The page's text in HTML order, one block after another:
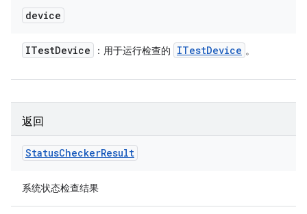
device
ITestDevice ：用于运行检查的 ITestDevice 。
返回
StatusCheckerResult
系统状态检查结果